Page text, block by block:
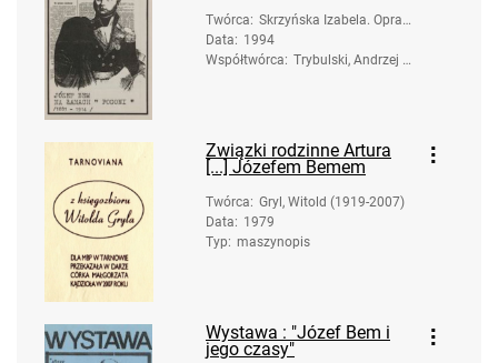
Twórca: Skrzyńska Izabela. Oprac
owanie; Sąsiadowicz, Mar
ia (1948- ). Opracowanie
Data: 1994
Współtwórca: Trybulski, Andrzej H
Związki rodzinne Artura
[...] Józefem Bemem
Twórca: Gryl, Witold (1919-2007)
Data: 1979
Typ: maszynopis
Wystawa : "Józef Bem i
jego czasy"